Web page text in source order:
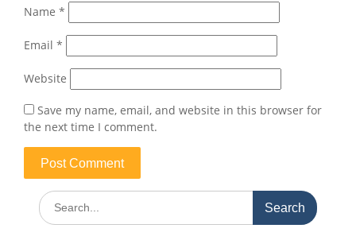
Name *
Email *
Website
Save my name, email, and website in this browser for
the next time I comment.